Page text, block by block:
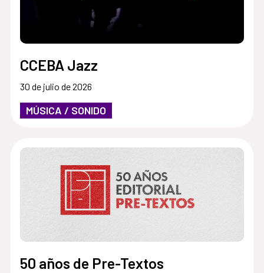
CCEBA Jazz
30 de julio de 2026
MÚSICA / SONIDO
50 años de Pre-Textos